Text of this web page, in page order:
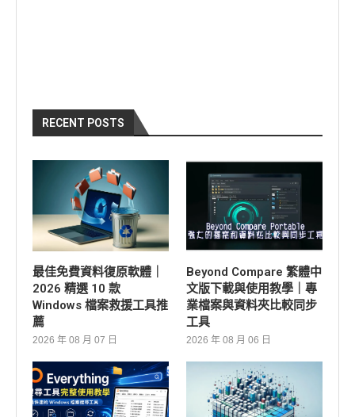
RECENT POSTS
最佳免費資料復原軟體｜
2026 精選 10 款
Windows 檔案救援工具推
薦
2026 年 08 月 07 日
Beyond Compare 繁體中
文版下載與使用教學｜專
業檔案與資料夾比較同步
工具
2026 年 08 月 06 日